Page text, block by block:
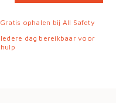
Gratis ophalen bij All Safety
Iedere dag bereikbaar voor
hulp